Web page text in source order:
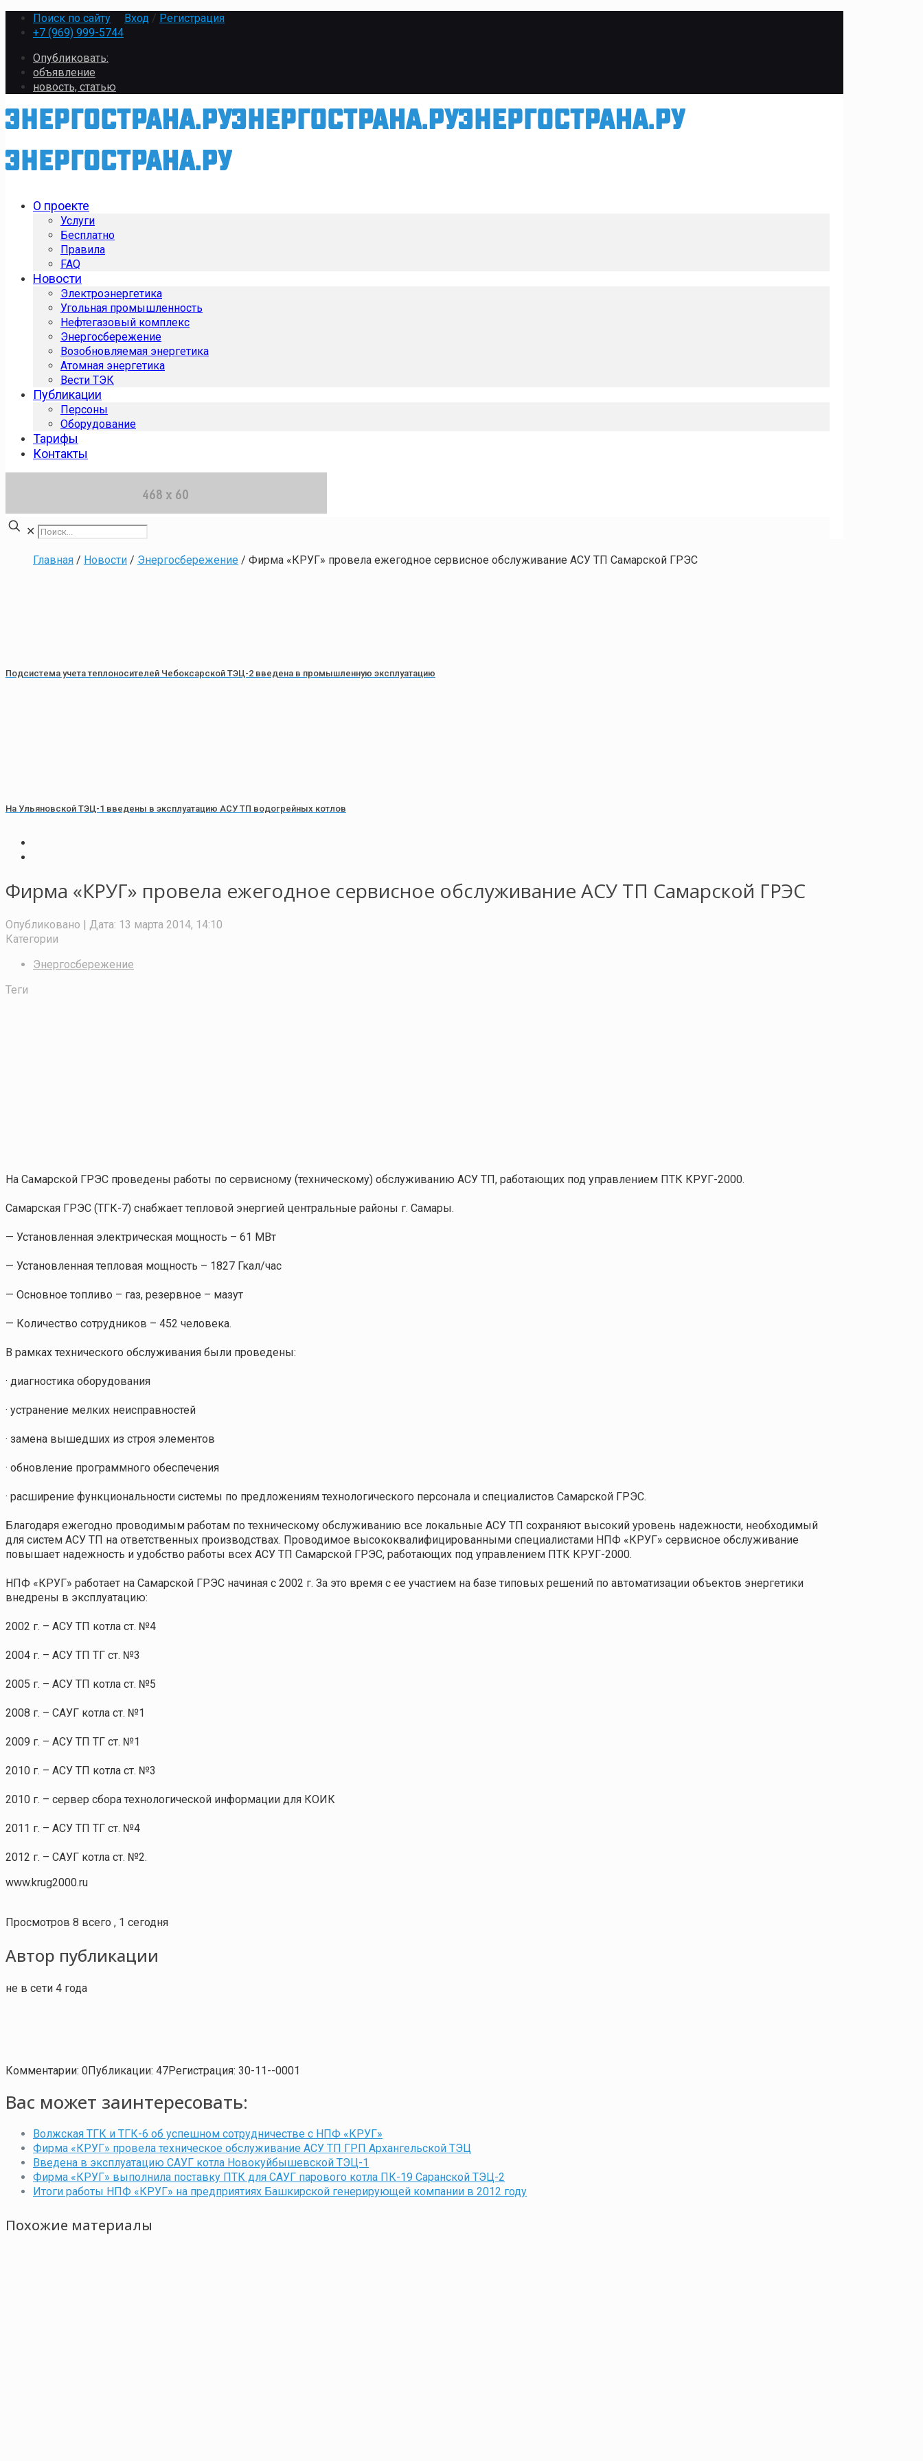
Поиск по сайту Вход / Регистрация
+7 (969) 999-5744
Опубликовать:
объявление
новость, статью
О проекте
Услуги
Бесплатно
Правила
FAQ
Новости
Электроэнергетика
Угольная промышленность
Нефтегазовый комплекс
Энергосбережение
Возобновляемая энергетика
Атомная энергетика
Вести ТЭК
Публикации
Персоны
Оборудование
Тарифы
Контакты
✕
Главная / Новости / Энергосбережение / Фирма «КРУГ» провела ежегодное сервисное обслуживание АСУ ТП Самарской ГРЭС
Подсистема учета теплоносителей Чебоксарской ТЭЦ-2 введена в промышленную эксплуатацию
На Ульяновской ТЭЦ-1 введены в эксплуатацию АСУ ТП водогрейных котлов
Фирма «КРУГ» провела ежегодное сервисное обслуживание АСУ ТП Самарской ГРЭС
Опубликовано | Дата: 13 марта 2014, 14:10
Категории
Энергосбережение
Теги
На Самарской ГРЭС проведены работы по сервисному (техническому) обслуживанию АСУ ТП, работающих под управлением ПТК КРУГ-2000.
Самарская ГРЭС (ТГК-7) снабжает тепловой энергией центральные районы г. Самары.
— Установленная электрическая мощность – 61 МВт
— Установленная тепловая мощность – 1827 Гкал/час
— Основное топливо – газ, резервное – мазут
— Количество сотрудников – 452 человека.
В рамках технического обслуживания были проведены:
· диагностика оборудования
· устранение мелких неисправностей
· замена вышедших из строя элементов
· обновление программного обеспечения
· расширение функциональности системы по предложениям технологического персонала и специалистов Самарской ГРЭС.
Благодаря ежегодно проводимым работам по техническому обслуживанию все локальные АСУ ТП сохраняют высокий уровень надежности, необходимый
для систем АСУ ТП на ответственных производствах. Проводимое высококвалифицированными специалистами НПФ «КРУГ» сервисное обслуживание
повышает надежность и удобство работы всех АСУ ТП Самарской ГРЭС, работающих под управлением ПТК КРУГ-2000.
НПФ «КРУГ» работает на Самарской ГРЭС начиная с 2002 г. За это время с ее участием на базе типовых решений по автоматизации объектов энергетики
внедрены в эксплуатацию:
2002 г. – АСУ ТП котла ст. №4
2004 г. – АСУ ТП ТГ ст. №3
2005 г. – АСУ ТП котла ст. №5
2008 г. – САУГ котла ст. №1
2009 г. – АСУ ТП ТГ ст. №1
2010 г. – АСУ ТП котла ст. №3
2010 г. – сервер сбора технологической информации для КОИК
2011 г. – АСУ ТП ТГ ст. №4
2012 г. – САУГ котла ст. №2.
www.krug2000.ru
Просмотров 8 всего , 1 сегодня
Автор публикации
не в сети 4 года
Комментарии: 0Публикации: 47Регистрация: 30-11--0001
Вас может заинтересовать:
Волжская ТГК и ТГК-6 об успешном сотрудничестве с НПФ «КРУГ»
Фирма «КРУГ» провела техническое обслуживание АСУ ТП ГРП Архангельской ТЭЦ
Введена в эксплуатацию САУГ котла Новокуйбышевской ТЭЦ-1
Фирма «КРУГ» выполнила поставку ПТК для САУГ парового котла ПК-19 Саранской ТЭЦ-2
Итоги работы НПФ «КРУГ» на предприятиях Башкирской генерирующей компании в 2012 году
Похожие материалы